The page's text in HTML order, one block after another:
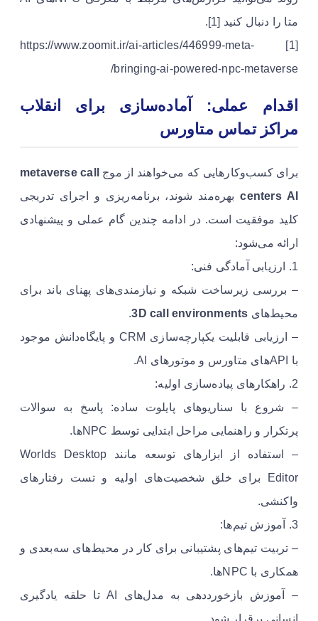
متا را دنبال کنید [1].
[1] https://www.zoomit.ir/ai-articles/446999-meta-
bringing-ai-powered-npc-metaverse/
اقدام عملی: آماده‌سازی برای انقلاب
مراکز تماس متاورس
برای کسب‌وکارهایی که می‌خواهند از موج
metaverse call
centers AIبهره‌مند شوند، برنامه‌ریزی و اجرای تدریجی
کلید موفقیت است. در ادامه چندین گام عملی و پیشنهادی
ارائه می‌شود:
1. ارزیابی آمادگی فنی:
– بررسی زیرساخت شبکه و نیازمندی‌های پهنای باند برای
محیط‌های 3D call environments
.
– ارزیابی قابلیت یکپارچه‌سازی CRM و پایگاه‌دانش موجود
با APIهای متاورس و موتورهای AI.
2. راهکارهای پیاده‌سازی اولیه:
– شروع با سناریوهای پایلوت ساده: پاسخ به سوالات
پرتکرار و راهنمایی مراحل ابتدایی توسط NPCها.
– استفاده از ابزارهای توسعه مانند Worlds Desktop
Editor برای خلق شخصیت‌های اولیه و تست رفتارهای
واکنشی.
3. آموزش تیم‌ها:
– تربیت تیم‌های پشتیبانی برای کار در محیط‌های سه‌بعدی و
همکاری با NPCها.
– آموزش بازخورددهی به مدل‌های AI تا حلقه یادگیری